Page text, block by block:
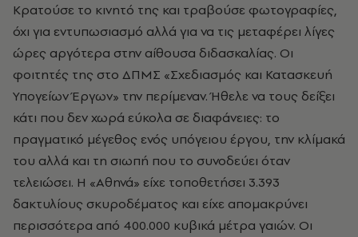
Κρατούσε το κινητό της και τραβούσε φωτογραφίες,
όχι για εντυπωσιασμό αλλά για να τις μεταφέρει λίγες
ώρες αργότερα στην αίθουσα διδασκαλίας. Οι
φοιτητές της στο ΔΠΜΣ «Σχεδιασμός και Κατασκευή
Υπογείων Έργων» την περίμεναν. Ήθελε να τους δείξει
κάτι που δεν χωρά εύκολα σε διαφάνειες: το
πραγματικό μέγεθος ενός υπόγειου έργου, την κλίμακά
του αλλά και τη σιωπή που το συνοδεύει όταν
τελειώσει. Η «Αθηνά» είχε τοποθετήσει 3.393
δακτυλίους σκυροδέματος και είχε απομακρύνει
περισσότερα από 400.000 κυβικά μέτρα γαιών. Οι